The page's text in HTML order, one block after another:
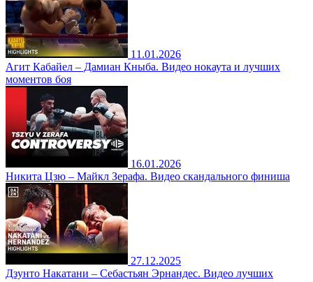
11.01.2026
Агит Кабайел – Дамиан Кныба. Видео нокаута и лучших
моментов боя
16.01.2026
Никита Цзю – Майкл Зерафа. Видео скандального финиша
27.12.2025
Дзунто Накатани – Себастьян Эрнандес. Видео лучших